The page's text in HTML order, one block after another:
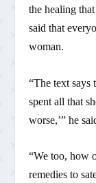
the healing
said that
woman.
“The text says
spent all that
worse,’” he
“We too, how
remedies to